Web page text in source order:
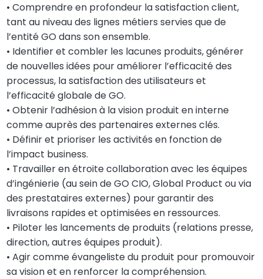
• Comprendre en profondeur la satisfaction client,
tant au niveau des lignes métiers servies que de
l’entité GO dans son ensemble.
• Identifier et combler les lacunes produits, générer
de nouvelles idées pour améliorer l’efficacité des
processus, la satisfaction des utilisateurs et
l’efficacité globale de GO.
• Obtenir l’adhésion à la vision produit en interne
comme auprès des partenaires externes clés.
• Définir et prioriser les activités en fonction de
l’impact business.
• Travailler en étroite collaboration avec les équipes
d’ingénierie (au sein de GO CIO, Global Product ou via
des prestataires externes) pour garantir des
livraisons rapides et optimisées en ressources.
• Piloter les lancements de produits (relations presse,
direction, autres équipes produit).
• Agir comme évangeliste du produit pour promouvoir
sa vision et en renforcer la compréhension.